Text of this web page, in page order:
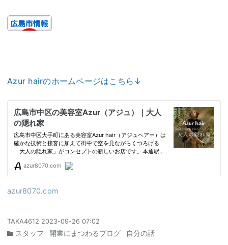
Azur hairのホームページはこちら↓
azur8070.com
TAKA4612 2023-09-26 07:02
スタッフ 開業にまつわるブログ 自分の話